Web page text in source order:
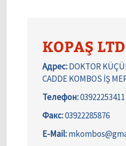
KOPAŞ
Адрес:DOKTOR
CADDE KOMBOS İŞ
Телефон:03922253411
Факс:03922285876
E-Mail: